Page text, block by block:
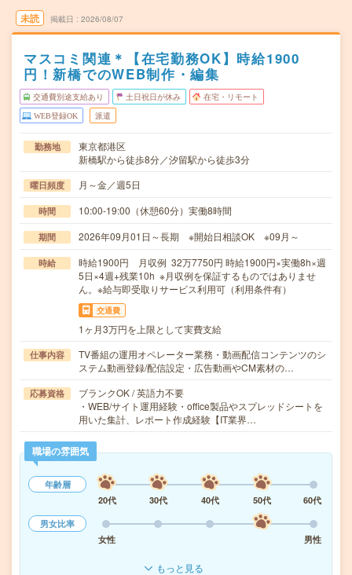
未読 掲載日 2026/08/07
マスコミ関連＊【在宅勤務OK】時給1900
円！新橋でのWEB制作・編集
交通費別途支給あり 土日祝日が休み 在宅・リモート
WEB登録OK 派遣
勤務地
東京都港区
新橋駅から徒歩8分／汐留駅から徒歩3分
曜日頻度 月～金／週5日
時間 10:00-19:00（休憩60分）実働8時間
期間 2026年09月01日～長期 ※開始日相談OK ※09月～
時給
時給1900円 月収例 32万7750円 時給1900円×実働8h×週
5日×4週+残業10h ※月収例を保証するものではありませ
ん。※給与即受取りサービス利用可（利用条件有）
交通費
1ヶ月3万円を上限として実費支給
仕事内容
TV番組の運用オペレーター業務・動画配信コンテンツのシ
ステム動画登録/配信設定・広告動画やCM素材の…
応募資格
ブランクOK / 英語力不要
・WEB/サイト運用経験・office製品やスプレッドシートを
用いた集計、レポート作成経験【IT業界…
職場の雰囲気
年齢層
20代
30代 40代 50代
60代
男女比率
女性
男性
もっと見る